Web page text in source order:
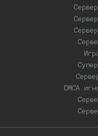
DMCA